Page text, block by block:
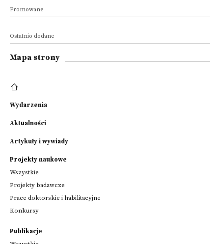
Promowane
Ostatnio dodane
Mapa strony
Wydarzenia
Aktualności
Artykuły i wywiady
Projekty naukowe
Wszystkie
Projekty badawcze
Prace doktorskie i habilitacyjne
Konkursy
Publikacje